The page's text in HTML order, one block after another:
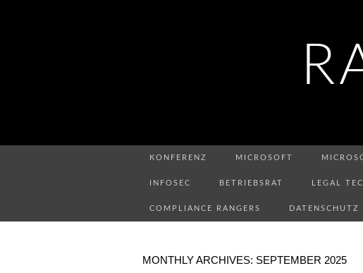
KONFERENZ MICROSOFT
INFOSEC BETRIEBSRAT LEGAL
COMPLIANCE RANGERS DATENSCHUTZ
MONTHLY ARCHIVES: SEPTEMBER 2025